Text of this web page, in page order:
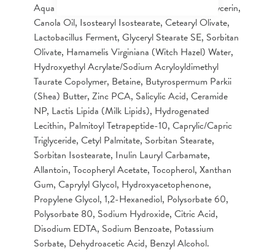
Aqua (Water), Niacinamide, C15-19 Alkane, Glycerin,
Canola Oil, Isostearyl Isostearate, Cetearyl Olivate,
Lactobacillus Ferment, Glyceryl Stearate SE, Sorbitan
Olivate, Hamamelis Virginiana (Witch Hazel) Water,
Hydroxyethyl Acrylate/Sodium Acryloyldimethyl
Taurate Copolymer, Betaine, Butyrospermum Parkii
(Shea) Butter, Zinc PCA, Salicylic Acid, Ceramide
NP, Lactis Lipida (Milk Lipids), Hydrogenated
Lecithin, Palmitoyl Tetrapeptide-10, Caprylic/Capric
Triglyceride, Cetyl Palmitate, Sorbitan Stearate,
Sorbitan Isostearate, Inulin Lauryl Carbamate,
Allantoin, Tocopheryl Acetate, Tocopherol, Xanthan
Gum, Caprylyl Glycol, Hydroxyacetophenone,
Propylene Glycol, 1,2-Hexanediol, Polysorbate 60,
Polysorbate 80, Sodium Hydroxide, Citric Acid,
Disodium EDTA, Sodium Benzoate, Potassium
Sorbate, Dehydroacetic Acid, Benzyl Alcohol.